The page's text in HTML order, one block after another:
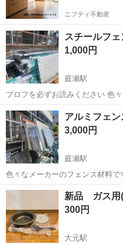
ニフティ不動産
スチールフェ
1,000円
庭瀬駅
プロフを必ずお読みください 色々なメーカーのフェンス材料です 売れ
ている物もあるので、写真の通りではありませ
もあります 基本パネルのみだとお考えください 寸法や枚数の問い合わ
せにはお答え出来か...
岡山 岡山市
アルミフェン
3,000円
庭瀬駅
色々なメーカーのフェンス材料です フェンスじゃない物もありま
本パネルのみだとお考えください 寸法や枚数の問い合わせにはお答え
出来かねますので、ご了承ください 一枚当たりの金額です プロ
ずお読みください ...
岡山 岡山市 庭瀬駅 家
新品 ガス用
300円
大元駅